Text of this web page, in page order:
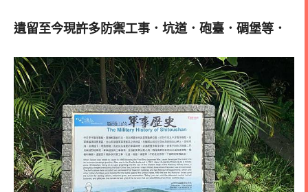
遺留至今現許多防禦工事．坑道．砲臺．碉堡等．